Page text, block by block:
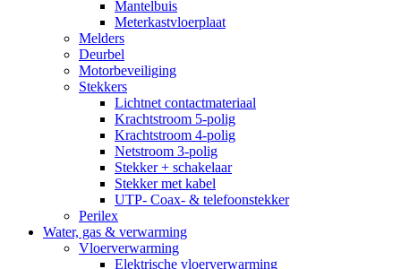
Mantelbuis
Meterkastvloerplaat
Melders
Deurbel
Motorbeveiliging
Stekkers
Lichtnet contactmateriaal
Krachtstroom 5-polig
Krachtstroom 4-polig
Netstroom 3-polig
Stekker + schakelaar
Stekker met kabel
UTP- Coax- & telefoonstekker
Perilex
Water, gas & verwarming
Vloerverwarming
Elektrische vloerverwarming